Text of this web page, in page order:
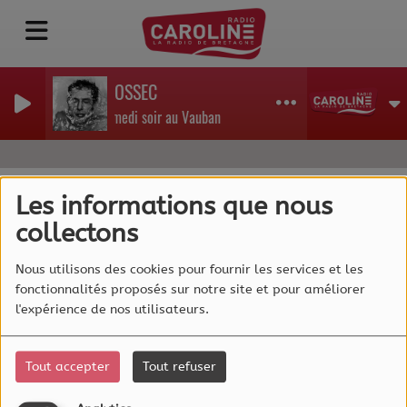
Les informations que nous
collectons
Nous utilisons des cookies pour fournir les services et les
fonctionnalités proposés sur notre site et pour améliorer
l'expérience de nos utilisateurs.
Tout accepter Tout refuser
MIOSSEC
Samedi soir au Vauban